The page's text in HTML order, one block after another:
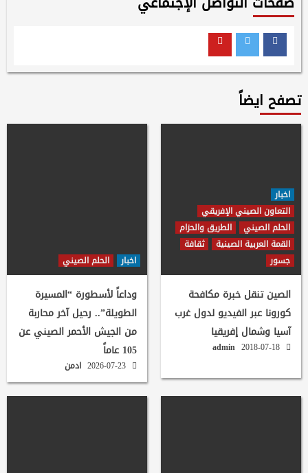
Facebook
Twitter
تصفح ايضاً
اخبار
التعاون الصيني الإفريقي
الحلم الصيني
الطريق والحزام
القمة العربية الصينية
ثقافة
جسور
الصين تنقل خبرة مكافحة
كورونا عبر الفيديو لدول غرب
آسيا وشمال إفريقيا
admin
اخبار الحلم الصيني
وداعاً لأسطورة “المسيرة
الطويلة”.. رحيل آخر محاربة
من الجيش الأحمر الصيني عن
105 عاماً
ادمن